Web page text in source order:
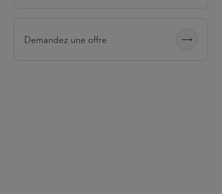
Demandez une offre